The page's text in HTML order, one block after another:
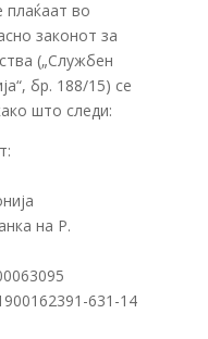
во
законот за
(„Службен
бр. 188/15) се
што следи:
на Р.
631-14